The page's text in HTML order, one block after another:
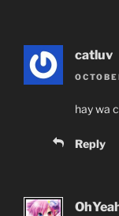
catluv
hay wa
Reply